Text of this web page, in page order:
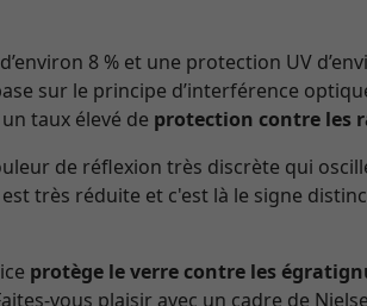
8 % et une protection UV
sur le principe d’interférence
taux élevé de protection contre les
de réflexion très discrète qui
très réduite et c'est là le signe
protège le verre contre les
vous plaisir avec un cadre de